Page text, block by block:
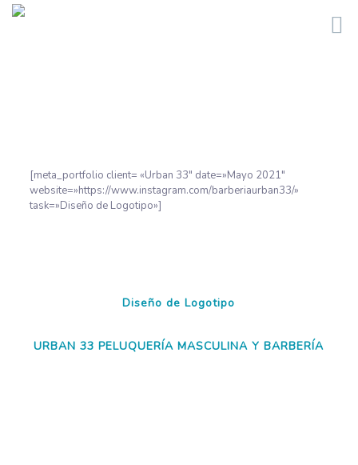
[meta_portfolio client= «Urban 33″ date=»Mayo 2021″
website=»https://www.instagram.com/barberiaurban33/»
task=»Diseño de Logotipo»]
Diseño de Logotipo
URBAN 33 PELUQUERÍA MASCULINA Y BARBERÍA